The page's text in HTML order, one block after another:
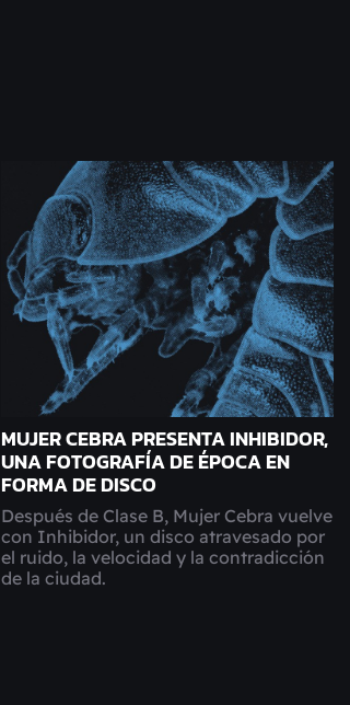
MUJER CEBRA PRESENTA INHIBIDOR,
UNA FOTOGRAFÍA DE ÉPOCA EN
FORMA DE DISCO
Después de Clase B, Mujer Cebra vuelve
con Inhibidor, un disco atravesado por
el ruido, la velocidad y la contradicción
de la ciudad.